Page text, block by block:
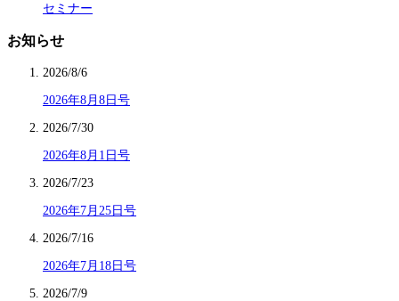
セミナー
お知らせ
2026/8/6
2026年8月8日号
2026/7/30
2026年8月1日号
2026/7/23
2026年7月25日号
2026/7/16
2026年7月18日号
2026/7/9